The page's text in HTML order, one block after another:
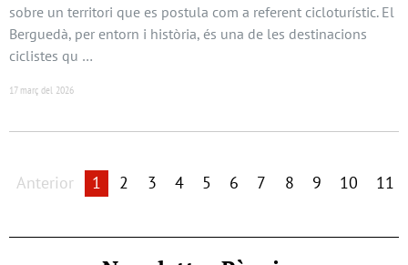
sobre un territori que es postula com a referent cicloturístic. El
Berguedà, per entorn i història, és una de les destinacions
ciclistes qu …
17 març del 2026
Anterior 1 2 3 4 5 6 7 8 9 10 11